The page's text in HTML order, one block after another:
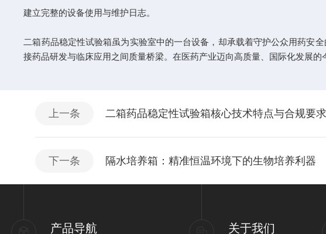
建立完整的设备使用与维护日志。
二箱药品稳定性试验箱虽为实验室中的一台设备，却承载着守护公众用药安
接药品研发与临床应用之间质量桥梁。在医药产业迈向高质量、国际化发展
上一条 二箱药品稳定性试验箱核心技术特点与合规要求
下一条 隔水培养箱：精准恒温环境下的生物培养利器
产品导航 关于我们